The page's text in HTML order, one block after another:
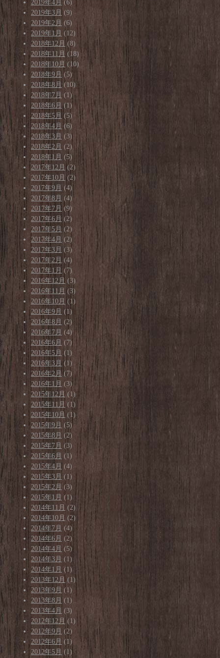
2019年4月 (6)
2019年3月 (9)
2019年2月 (6)
2019年1月 (12)
2018年12月 (8)
2018年11月 (18)
2018年10月 (10)
2018年9月 (5)
2018年8月 (10)
2018年7月 (1)
2018年6月 (1)
2018年5月 (5)
2018年4月 (6)
2018年3月 (3)
2018年2月 (2)
2018年1月 (5)
2017年12月 (2)
2017年10月 (2)
2017年9月 (4)
2017年8月 (4)
2017年7月 (9)
2017年6月 (2)
2017年5月 (2)
2017年4月 (2)
2017年3月 (3)
2017年2月 (4)
2017年1月 (7)
2016年12月 (3)
2016年11月 (3)
2016年10月 (1)
2016年9月 (1)
2016年8月 (2)
2016年7月 (4)
2016年6月 (7)
2016年5月 (1)
2016年3月(1)
2016年2月 (7)
2016年1月 (3)
2015年12月 (1)
2015年11月 (1)
2015年10月 (1)
2015年9月 (5)
2015年8月 (2)
2015年7月 (3)
2015年6月 (1)
2015年4月 (4)
2015年3月 (1)
2015年2月 (3)
2015年1月 (1)
2014年11月 (2)
2014年10月 (2)
2014年7月 (4)
2014年6月 (2)
2014年4月 (5)
2014年3月 (1)
2014年1月 (1)
2013年12月 (1)
2013年9月 (1)
2013年8月 (1)
2013年4月 (3)
2012年12月 (1)
2012年9月 (2)
2012年6月 (1)
2012年5月 (1)